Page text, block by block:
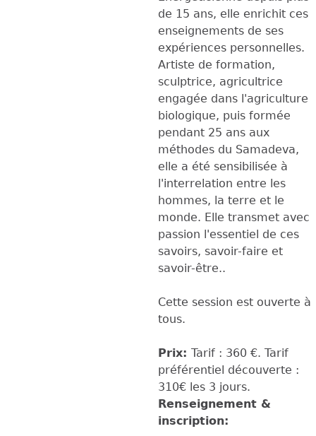
de 15 ans, elle enrichit ces
enseignements de ses
expériences personnelles.
Artiste de formation,
sculptrice, agricultrice
engagée dans l'agriculture
biologique, puis formée
pendant 25 ans aux
méthodes du Samadeva,
elle a été sensibilisée à
l'interrelation entre les
hommes, la terre et le
monde. Elle transmet avec
passion l'essentiel de ces
savoirs, savoir-faire et
savoir-être..
Cette session est ouverte à
tous.
Prix: Tarif : 360 €. Tarif
préférentiel découverte :
310€ les 3 jours.
Renseignement &
inscription: